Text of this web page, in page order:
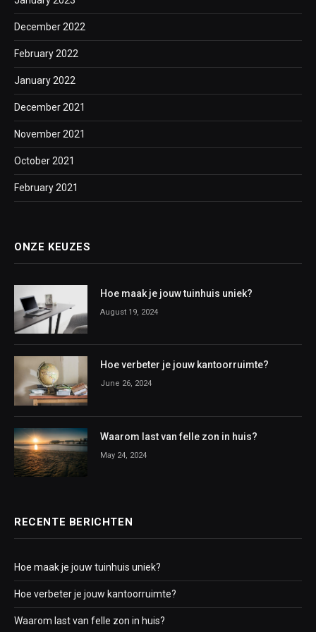
December 2022
February 2022
January 2022
December 2021
November 2021
October 2021
February 2021
ONZE KEUZES
Hoe maak je jouw tuinhuis uniek?
August 19, 2024
Hoe verbeter je jouw kantoorruimte?
June 26, 2024
Waarom last van felle zon in huis?
May 24, 2024
RECENTE BERICHTEN
Hoe maak je jouw tuinhuis uniek?
Hoe verbeter je jouw kantoorruimte?
Waarom last van felle zon in huis?